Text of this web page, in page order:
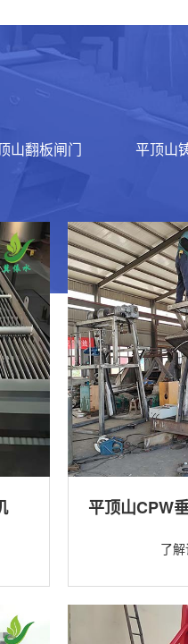
山翻板闸门 平顶山
水
平顶山CPW
价格：5268元/台了